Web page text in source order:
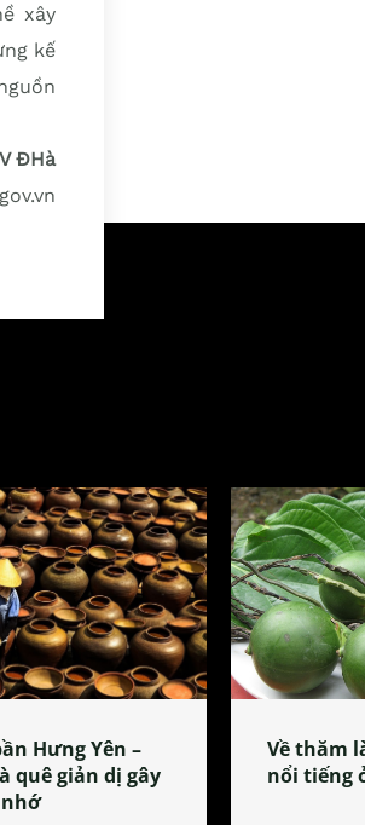
xây
kế
ĐHà
Hưng Yên –
quê giản dị gây
Về thăm
nổi tiếng